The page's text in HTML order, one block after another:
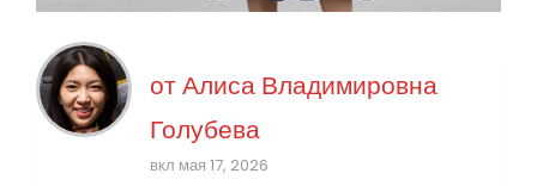
отАлиса Владимировна
Голубева
вкл мая 17, 2026